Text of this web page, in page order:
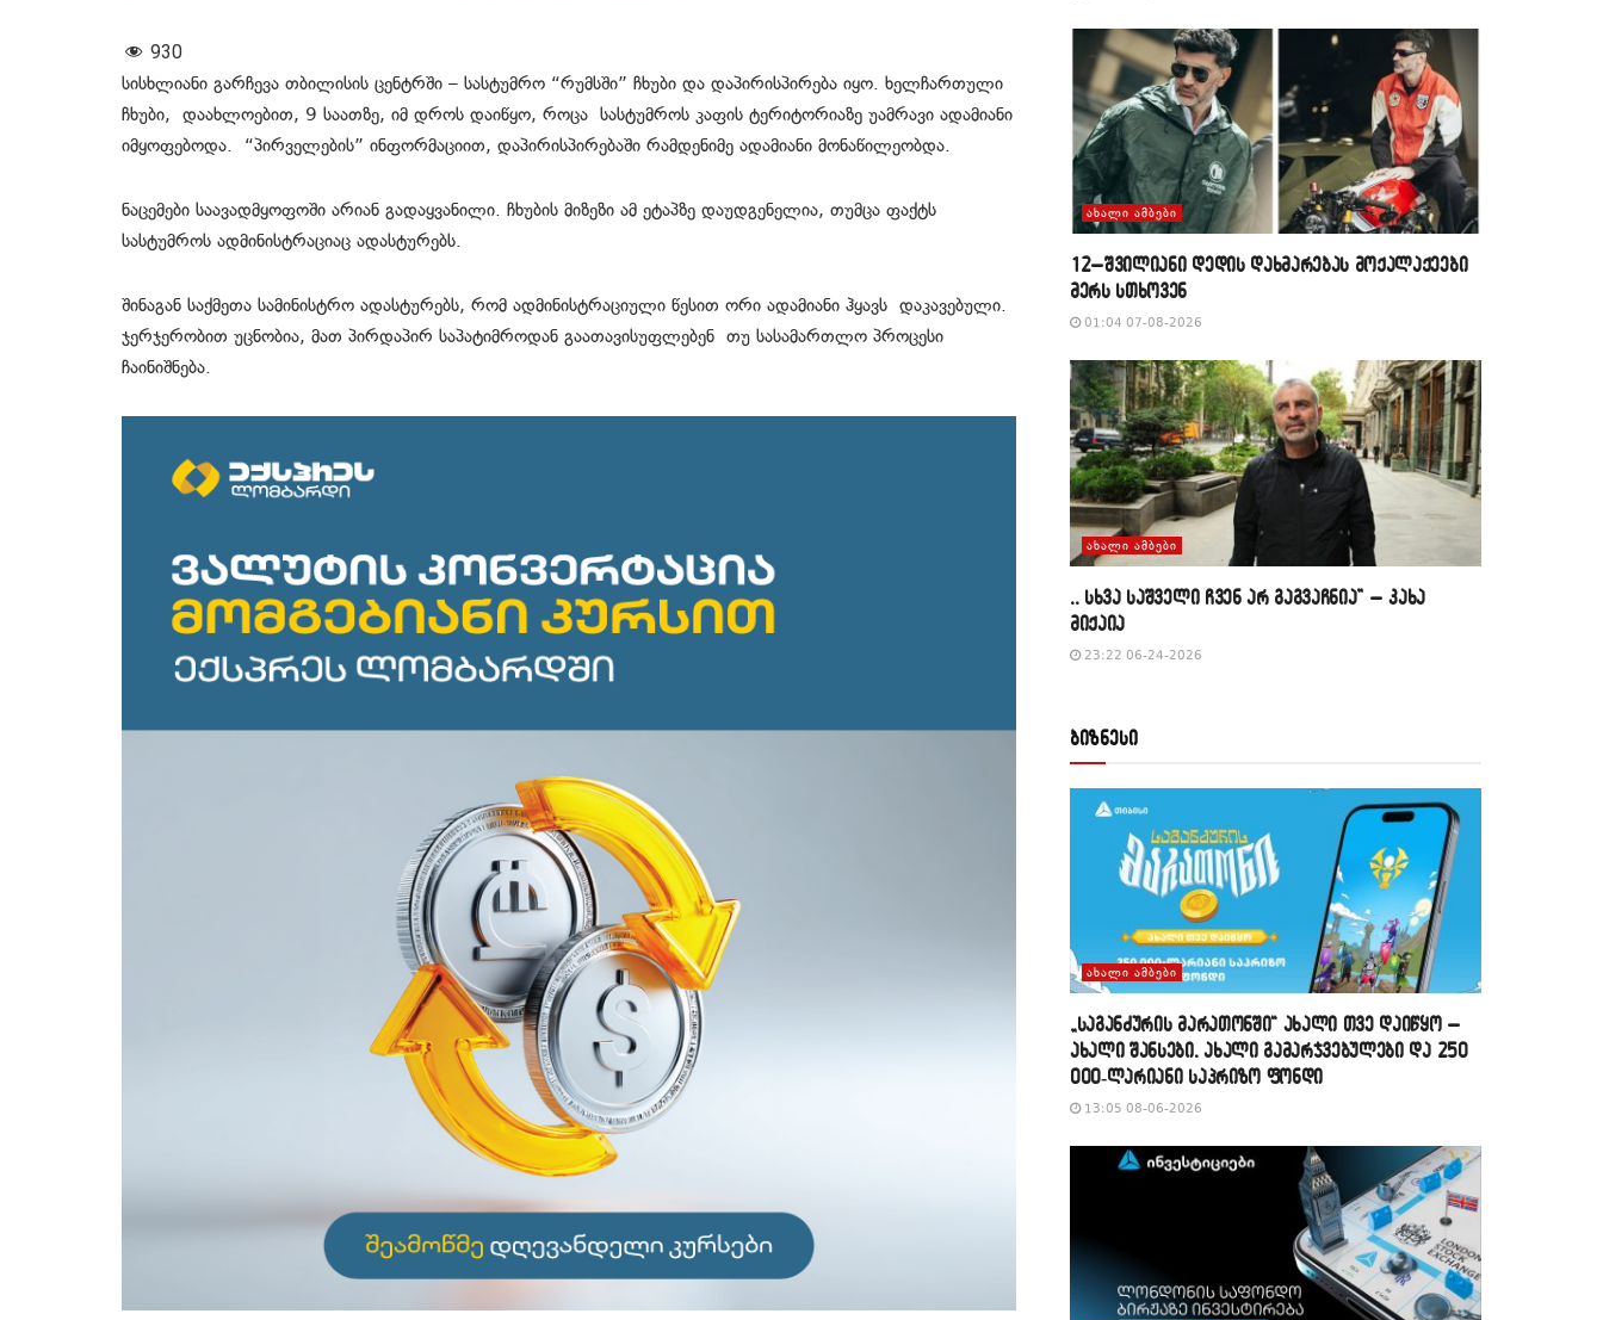
930
სისხლიანი გარჩევა თბილისის ცენტრში – სასტუმრო “რუმსში” ჩხუბი და დაპირისპირება იყო. ხელჩართული
ჩხუბი, დაახლოებით, 9 საათზე, იმ დროს დაიწყო, როცა სასტუმროს კაფის ტერიტორიაზე უამრავი ადამიანი
იმყოფებოდა. “პირველების” ინფორმაციით, დაპირისპირებაში რამდენიმე ადამიანი მონაწილეობდა.
ნაცემები საავადმყოფოში არიან გადაყვანილი. ჩხუბის მიზეზი ამ ეტაპზე დაუდგენელია, თუმცა ფაქტს
სასტუმროს ადმინისტრაციაც ადასტურებს.
შინაგან საქმეთა სამინისტრო ადასტურებს, რომ ადმინისტრაციული წესით ორი ადამიანი ჰყავს დაკავებული.
ჯერჯერობით უცნობია, მათ პირდაპირ საპატიმროდან გაათავისუფლებენ თუ სასამართლო პროცესი
ჩაინიშნება.
ᲐᲮᲐᲚᲘ ᲐᲛᲑᲔᲑᲘ
12–შვილიანი დედის დახმარებას მოქალაქეები
მერს სთხოვენ
01:04 07-08-2026
ᲐᲮᲐᲚᲘ ᲐᲛᲑᲔᲑᲘ
,, სხვა საშველი ჩვენ არ გაგვაჩნია” – კახა
მიქაია
23:22 06-24-2026
ბიზნესი
ᲐᲮᲐᲚᲘ ᲐᲛᲑᲔᲑᲘ
„საგანძურის მარათონში“ ახალი თვე დაიწყო –
ახალი შანსები, ახალი გამარჯვებულები და 250
000-ლარიანი საპრიზო ფონდი
13:05 08-06-2026